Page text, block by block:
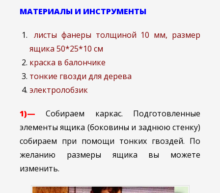
МАТЕРИАЛЫ И ИНСТРУМЕНТЫ
листы фанеры толщиной 10 мм, размер
ящика 50*25*10 см
краска в балончике
тонкие гвозди для дерева
электролобзик
1)— Собираем каркас. Подготовленные
элементы ящика (боковины и заднюю стенку)
собираем при помощи тонких гвоздей. По
желанию размеры ящика вы можете
изменить.